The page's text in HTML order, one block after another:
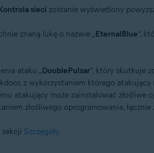
sieci zostanie wyświetlony
znaną lukę o nazwie „EternalBlue”,
ataku „DoublePulsar”, który skutkuje
z wykorzystaniem którego
atakujący może zainstalować złośliwe
złośliwego oprogramowania, łącznie
Szczegóły.